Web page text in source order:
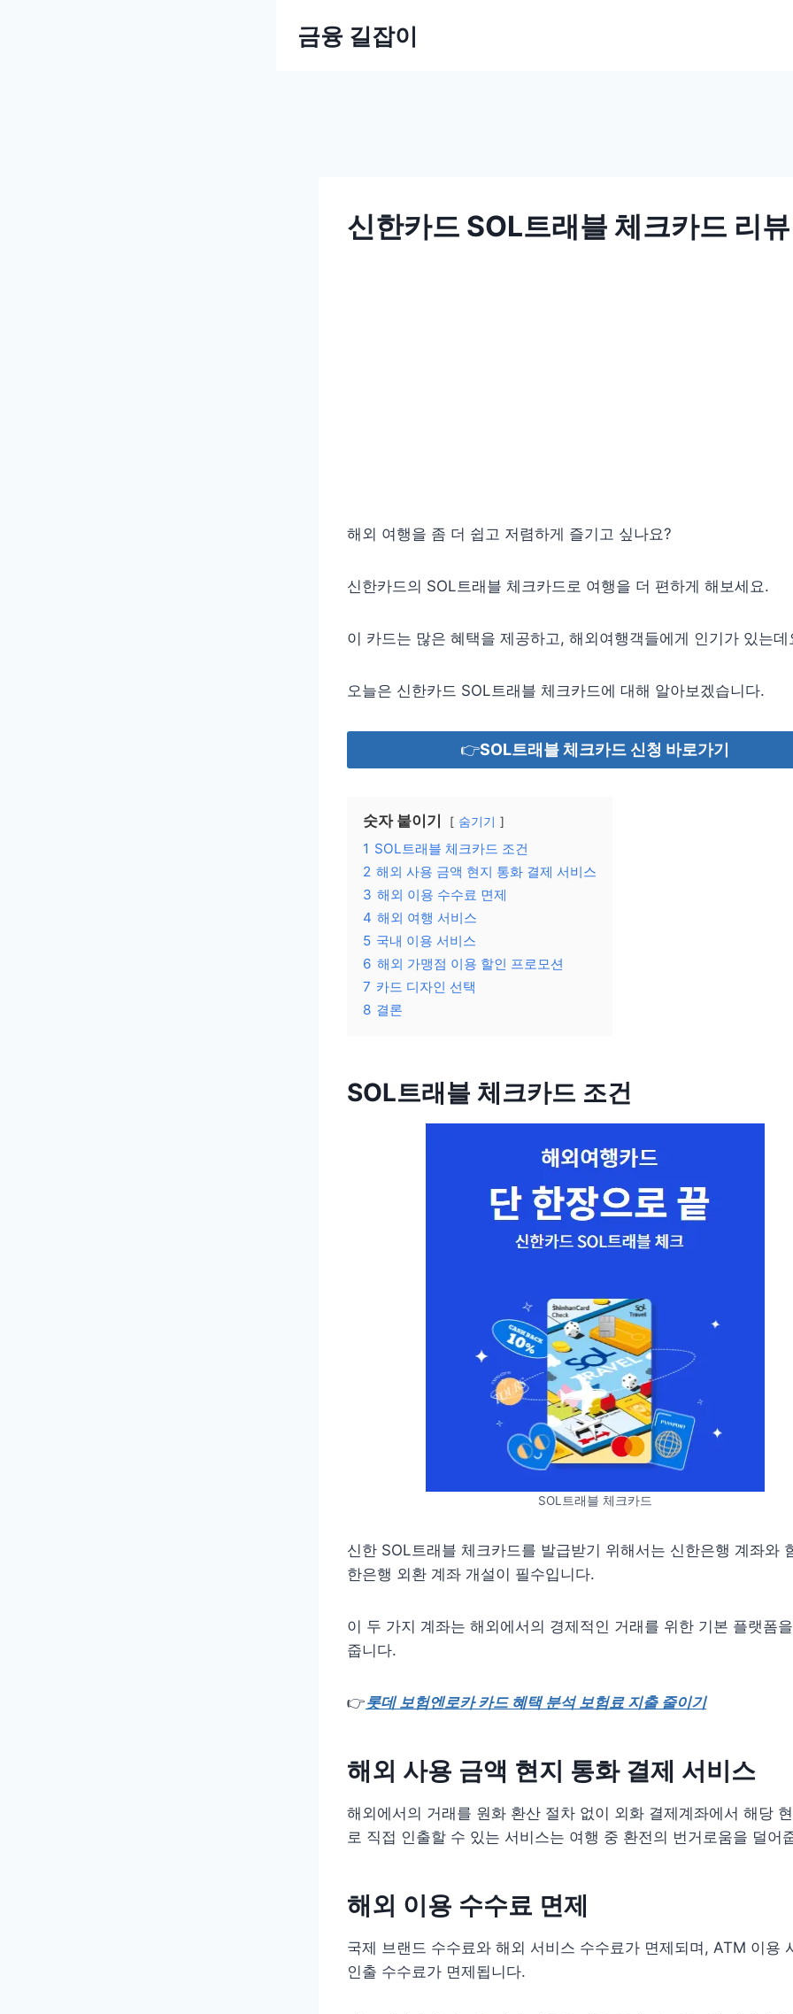
금융 길잡이
신한카드 SOL트래블 체크카드 리뷰
해외 여행을 좀 더 쉽고 저렴하게 즐기고 싶나요?
신한카드의 SOL트래블 체크카드로 여행을 더 편하게 해보세요.
이 카드는 많은 혜택을 제공하고, 해외여행객들에게 인기가 있는데
오늘은 신한카드 SOL트래블 체크카드에 대해 알아보겠습니다.
👉SOL트래블 체크카드 신청 바로가기
숫자 붙이기 숨기기
1 SOL트래블 체크카드 조건
2 해외 사용 금액 현지 통화 결제 서비스
3 해외 이용 수수료 면제
4 해외 여행 서비스
5 국내 이용 서비스
6 해외 가맹점 이용 할인 프로모션
7 카드 디자인 선택
8 결론
SOL트래블 체크카드 조건
SOL트래블 체크카드
신한 SOL트래블 체크카드를 발급받기 위해서는 신한은행 계좌와
한은행 외환 계좌 개설이 필수입니다.
이 두 가지 계좌는 해외에서의 경제적인 거래를 위한 기본 플랫폼
줍니다.
👉롯데 보험엔로카 카드 혜택 분석 보험료 지출 줄이기
해외 사용 금액 현지 통화 결제 서비스
해외에서의 거래를 원화 환산 절차 없이 외화 결제계좌에서 해당
로 직접 인출할 수 있는 서비스는 여행 중 환전의 번거로움을 덜어
해외 이용 수수료 면제
국제 브랜드 수수료와 해외 서비스 수수료가 면제되며, ATM 이용
인출 수수료가 면제됩니다.